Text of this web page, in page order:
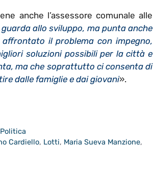
anche l’assessore comunale alle
allo sviluppo, ma punta anche
il problema con impegno,
soluzioni possibili per la città e
ma che soprattutto ci consenta di
dalle famiglie e dai giovani».
Politica
Cardiello, Lotti, Maria Sueva Manzione,